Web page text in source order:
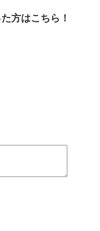
方はこちら！